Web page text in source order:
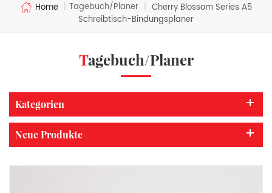
Home | Tagebuch/Planer | Cherry Blossom Series A5
Schreibtisch-Bindungsplaner
Tagebuch/Planer
Kategorien
Neue Produkte